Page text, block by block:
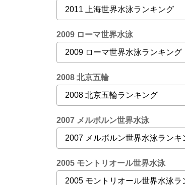
2009 ローマ世界水泳
2008 北京五輪
2007 メルボルン世界水泳
2005 モントリオール世界水泳